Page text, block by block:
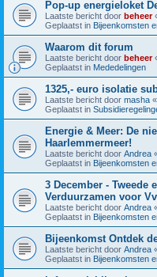
Pop-up energieloket
Laatste bericht door beheer
Geplaatst in Bijeenkomsten
Waarom dit forum
Laatste bericht door beheer
Geplaatst in Mededelingen
1325,- euro isolatie
Laatste bericht door masha «
Geplaatst in
Energie & Meer: De
Haarlemmermeer!
Laatste bericht door Andrea
Geplaatst in Bijeenkomsten
3 December - Tweede
Verduurzamen voor
Laatste bericht door Andrea
Geplaatst in Bijeenkomsten
Bijeenkomst Ontdek
Laatste bericht door Andrea
Geplaatst in Bijeenkomsten